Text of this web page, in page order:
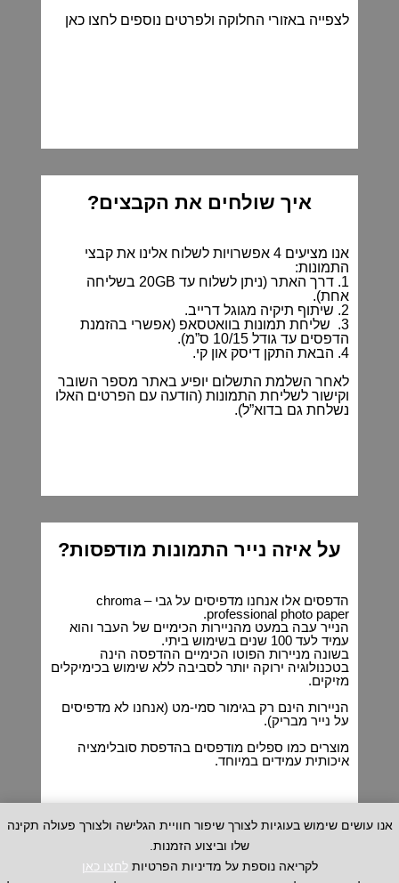
אנו עושים שימוש בעוגיות לצורך שיפור חוויית הגלישה ולצורך פעולה תקינה
שלו וביצוע הזמנות.
לקריאה נוספת על מדיניות הפרטיותלחצו כאן
לצפייה באזורי החלוקה ולפרטים נוספים לחצו כאן
איך שולחים את הקבצים?
אנו מציעים 4 אפשרויות לשלוח אלינו את קבצי
התמונות:
1. דרך האתר (ניתן לשלוח עד 20GB בשליחה
אחת).
2. שיתוף תיקיה מגוגל דרייב.
3. שליחת תמונות בוואטסאפ (אפשרי בהזמנת
הדפסים עד גודל 10/15 ס”מ).
4. הבאת התקן דיסק און קי.
לאחר השלמת התשלום יופיע באתר מספר השובר
וקישור לשליחת התמונות (הודעה עם הפרטים האלו
נשלחת גם בדוא”ל).
על איזה נייר התמונות מודפסות?
הדפסים אלו אנחנו מדפיסים על גבי chroma –
professional photo paper.
הנייר עבה במעט מהניירות הכימיים של העבר והוא
עמיד לעד 100 שנים בשימוש ביתי.
בשונה מניירות הפוטו הכימיים ההדפסה הינה
בטכנולוגיה ירוקה יותר לסביבה ללא שימוש בכימיקלים
מזיקים.
הניירות הינם רק בגימור סמי-מט (אנחנו לא מדפיסים
על נייר מבריק).
מוצרים כמו ספלים מודפסים בהדפסת סובלימציה
איכותית עמידים במיוחד.
* המחירים המוצגים באתר אינם כוללים משלוח, ניתן